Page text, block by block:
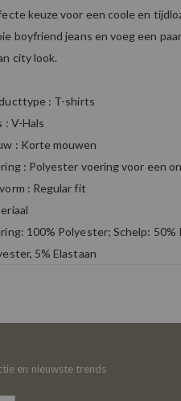
keuze voor een coole en
boyfriend jeans en voeg een
city look.
: T-shirts
: V-Hals
: Korte mouwen
: Polyester voering voor een
: Regular fit
100% Polyester; Schelp:
5% Elastaan
en nieuwste trends